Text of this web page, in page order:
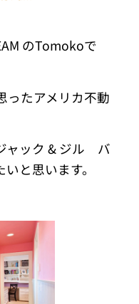
のTomokoで
ったアメリカ不動
ャック & ジル バ
と思います。